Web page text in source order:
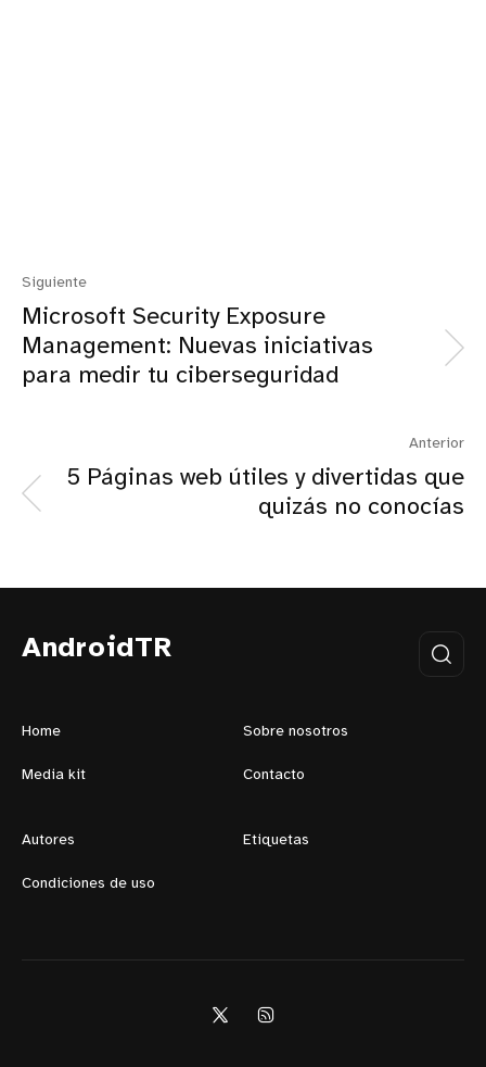
Siguiente
Microsoft Security Exposure
Management: Nuevas iniciativas
para medir tu ciberseguridad
Anterior
5 Páginas web útiles y divertidas que
quizás no conocías
AndroidTR
Home Sobre nosotros
Media kit Contacto
Autores Etiquetas
Condiciones de uso